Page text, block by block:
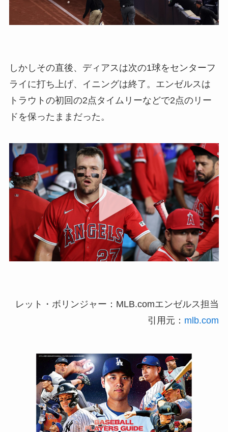
しかしその直後、ディアスは次の1球をセンターフ
ライに打ち上げ、イニングは終了。エンゼルスは
トラウトの初回の2点タイムリーなどで2点のリー
ドを保ったままだった。
レット・ボリンジャー：MLB.comエンゼルス担当
引用元： mlb.com